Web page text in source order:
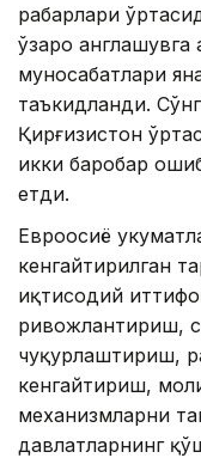
раҳбарлари
ўзаро англашувга
муносабатлари
таъкидланди.
Қирғизистон
икки баробар
етди.
Евроосиё
кенгайтирилган
иқтисодий
ривожлантириш,
чуқурлаштириш,
кенгайтириш,
механизмларни
давлатларнинг